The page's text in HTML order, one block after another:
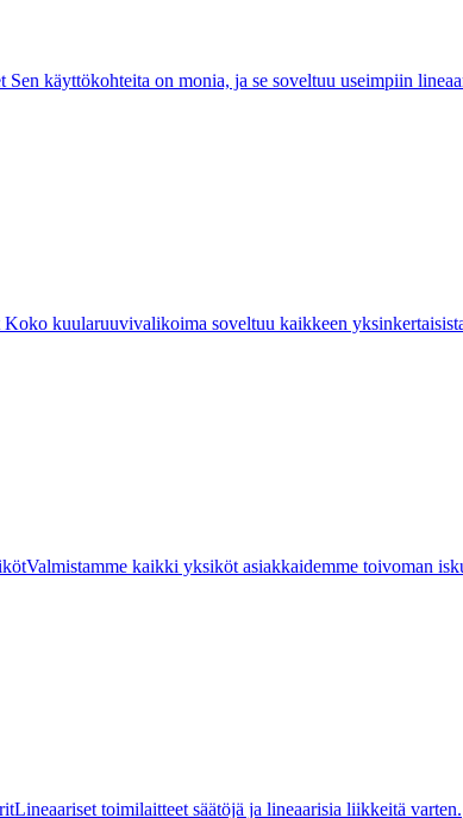
Sen käyttökohteita on monia, ja se soveltuu useimpiin
Koko kuularuuvivalikoima soveltuu kaikkeen
Valmistamme kaikki yksiköt asiakkaidemme toivoman
Lineaariset toimilaitteet säätöjä ja lineaarisia liikkeitä varten.